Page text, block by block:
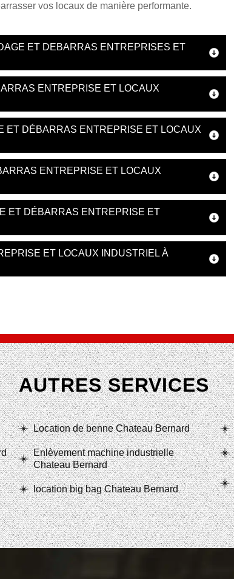
vos locaux de manière performante.
ET DEBARRAS ENTREPRISES ET
ENTREPRISE ET LOCAUX
ET DÉBARRAS ENTREPRISE ET LOCAUX
ENTREPRISE ET LOCAUX
ET DÉBARRAS ENTREPRISE ET
ET LOCAUX INDUSTRIEL À
AUTRES SERVICES
Location de benne Chateau Bernard
Enlèvement machine industrielle
Chateau Bernard
location big bag Chateau Bernard